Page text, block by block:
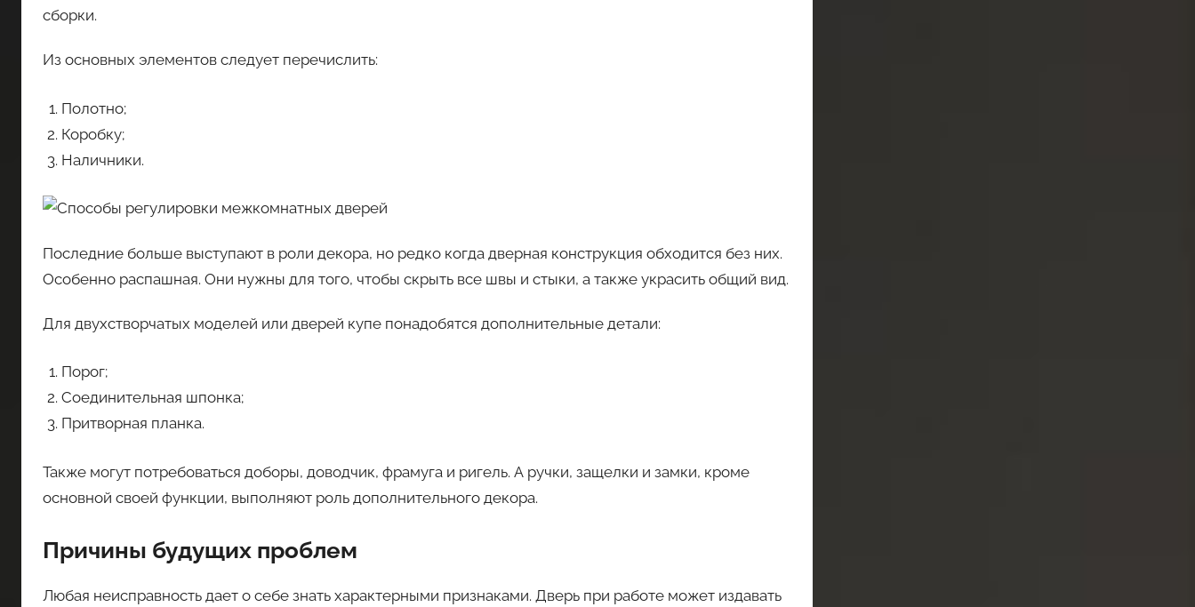
сборки.
Из основных элементов следует перечислить:
Полотно;
Коробку;
Наличники.
Последние больше выступают в роли декора, но редко когда дверная конструкция обходится без них.
Особенно распашная. Они нужны для того, чтобы скрыть все швы и стыки, а также украсить общий вид.
Для двухстворчатых моделей или дверей купе понадобятся дополнительные детали:
Порог;
Соединительная шпонка;
Притворная планка.
Также могут потребоваться доборы, доводчик, фрамуга и ригель. А ручки, защелки и замки, кроме
основной своей функции, выполняют роль дополнительного декора.
Причины будущих проблем
Любая неисправность дает о себе знать характерными признаками. Дверь при работе может издавать